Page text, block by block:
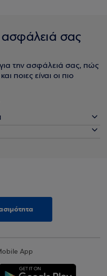
σας
την ασφάλειά σας, πώς
ποιες είναι οι πιο
App